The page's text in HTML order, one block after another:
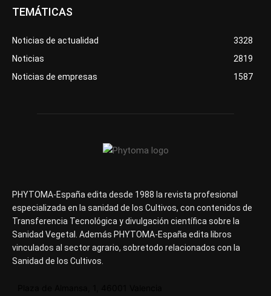
TEMÁTICAS
Noticias de actualidad
3328
Noticias
2819
Noticias de empresas
1587
PHYTOMA-España edita desde 1988 la revista profesional
especializada en la sanidad de los Cultivos, con contenidos de
Transferencia Tecnológica y divulgación científica sobre la
Sanidad Vegetal. Además PHYTOMA-España edita libros
vinculados al sector agrario, sobretodo relacionados con la
Sanidad de los Cultivos.